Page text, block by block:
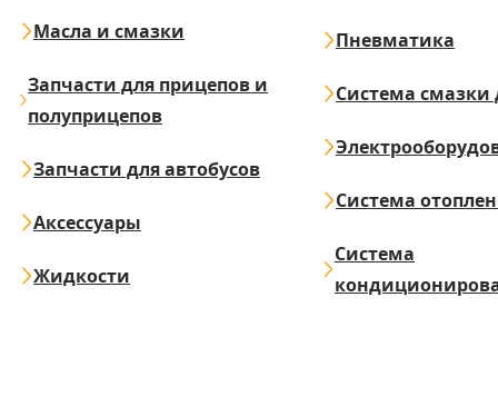
Масла и смазки
Запчасти для прицепов и
полуприцепов
Запчасти для автобусов
Аксессуары
Жидкости
Пневматика
Система смазки
Система
Система